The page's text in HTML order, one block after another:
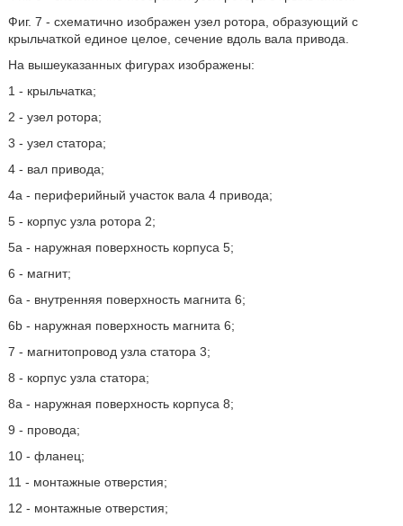
Фиг. 7 - схематично изображен узел ротора, образующий с
крыльчаткой единое целое, сечение вдоль вала привода.
На вышеуказанных фигурах изображены:
1 - крыльчатка;
2 - узел ротора;
3 - узел статора;
4 - вал привода;
4а - периферийный участок вала 4 привода;
5 - корпус узла ротора 2;
5а - наружная поверхность корпуса 5;
6 - магнит;
6а - внутренняя поверхность магнита 6;
6b - наружная поверхность магнита 6;
7 - магнитопровод узла статора 3;
8 - корпус узла статора;
8а - наружная поверхность корпуса 8;
9 - провода;
10 - фланец;
11 - монтажные отверстия;
12 - монтажные отверстия;